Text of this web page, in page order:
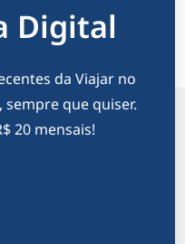
Digital
da Viajar no
que quiser.
20 mensais!